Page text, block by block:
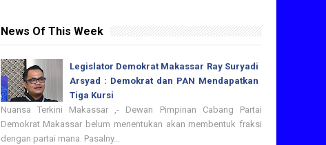
News Of This Week
Legislator Demokrat Makassar Ray Suryadi
Arsyad : Demokrat dan PAN Mendapatkan
Tiga Kursi
Nuansa Terkini Makassar ,- Dewan Pimpinan Cabang Partai
Demokrat Makassar belum menentukan akan membentuk fraksi
dengan partai mana. Pasalny...